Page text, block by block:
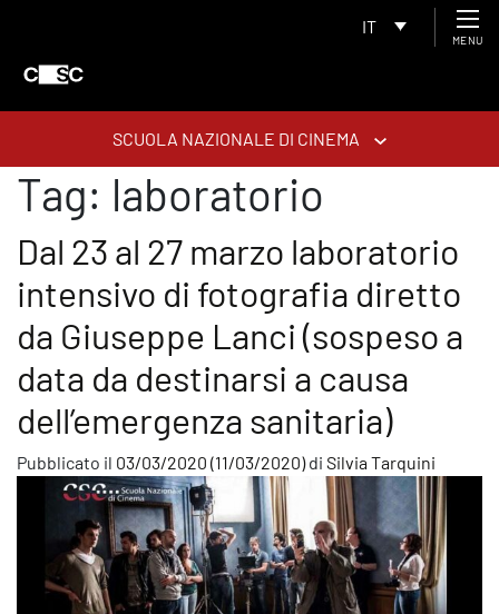
IT
MENU
SCUOLA NAZIONALE DI CINEMA
Tag: laboratorio
Dal 23 al 27 marzo laboratorio
intensivo di fotografia diretto
da Giuseppe Lanci (sospeso a
data da destinarsi a causa
dell’emergenza sanitaria)
Pubblicato il 03/03/2020 (11/03/2020)di Silvia Tarquini